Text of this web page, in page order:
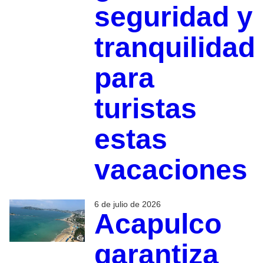
seguridad y
tranquilidad
para
turistas
estas
vacaciones
6 de julio de 2026
Acapulco
garantiza